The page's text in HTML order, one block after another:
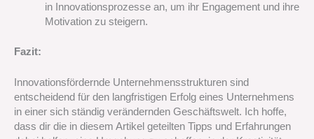
in Innovationsprozesse an, um ihr Engagement und ihre
Motivation zu steigern.
Fazit:
Innovationsfördernde Unternehmensstrukturen sind
entscheidend für den langfristigen Erfolg eines Unternehmens
in einer sich ständig verändernden Geschäftswelt. Ich hoffe,
dass dir die in diesem Artikel geteilten Tipps und Erfahrungen